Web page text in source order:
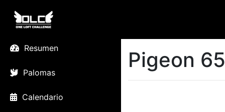
Resumen
Palomas
Calendario
Pigeon